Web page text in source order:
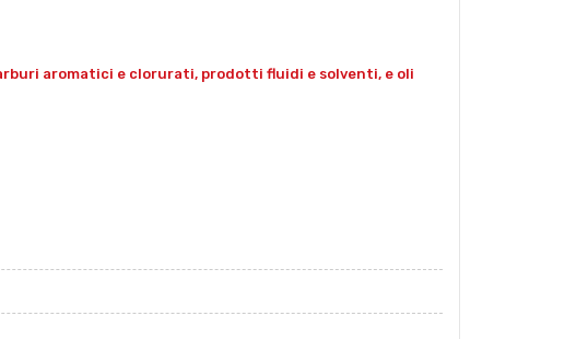
aromatici e clorurati, prodotti fluidi e solventi, e oli